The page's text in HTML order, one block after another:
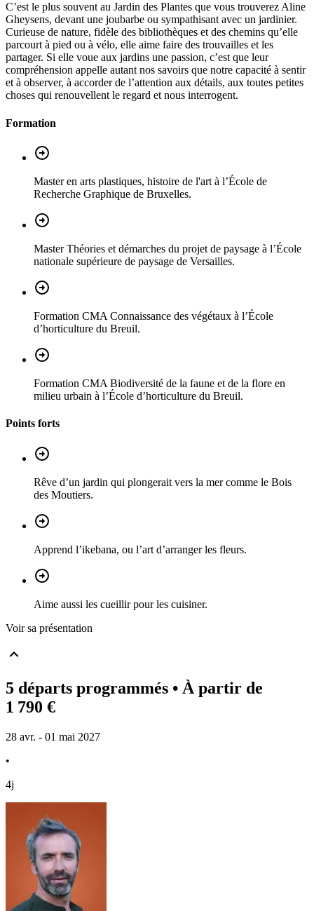
C’est le plus souvent au Jardin des Plantes que vous trouverez Aline
Gheysens, devant une joubarbe ou sympathisant avec un jardinier.
Curieuse de nature, fidèle des bibliothèques et des chemins qu’elle
parcourt à pied ou à vélo, elle aime faire des trouvailles et les
partager. Si elle voue aux jardins une passion, c’est que leur
compréhension appelle autant nos savoirs que notre capacité à sentir
et à observer, à accorder de l’attention aux détails, aux toutes petites
choses qui renouvellent le regard et nous interrogent.
Formation
Master en arts plastiques, histoire de l'art à l’École de
Recherche Graphique de Bruxelles.
Master Théories et démarches du projet de paysage à l’École
nationale supérieure de paysage de Versailles.
Formation CMA Connaissance des végétaux à l’École
d’horticulture du Breuil.
Formation CMA Biodiversité de la faune et de la flore en
milieu urbain à l’École d’horticulture du Breuil.
Points forts
Rêve d’un jardin qui plongerait vers la mer comme le Bois
des Moutiers.
Apprend l’ikebana, ou l’art d’arranger les fleurs.
Aime aussi les cueillir pour les cuisiner.
Voir sa présentation
5 départs programmés • À partir de
1 790 €
28 avr. - 01 mai 2027
•
4j